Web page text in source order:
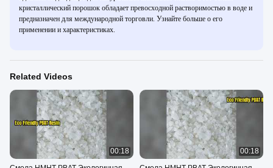
кристаллический порошок обладает превосходной растворимостью в воде и
предназначен для международной торговли. Узнайте больше о его
применении и характеристиках.
Related Videos
00:18
00:18